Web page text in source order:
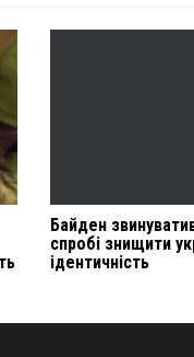
Байден
спробі знищити
ідентичність